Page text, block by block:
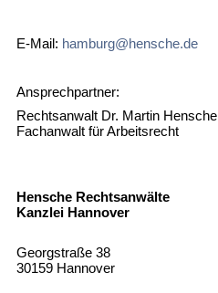
E-Mail: hamburg@hensche.de
Ansprechpartner:
Rechtsanwalt Dr. Martin Hensche
Fachanwalt für Arbeitsrecht
Hensche Rechtsanwälte
Kanzlei Hannover
Georgstraße 38
30159 Hannover